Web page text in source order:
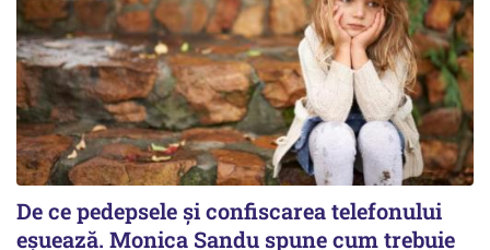
De ce pedepsele și confiscarea telefonului
eșuează. Monica Sandu spune cum trebuie